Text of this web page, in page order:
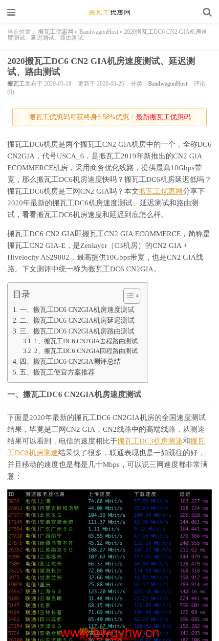
当前位置： 搬瓦工优惠网 » BandwagonHost » 2020搬瓦工DC6 CN2 GIA机房速
度测试、延迟测试、路由测试
2020搬瓦工DC6 CN2 GIA机房速度测试、延迟测
试、路由测试
搬瓦工发布于 2020-03-18 更新于 2020-03-26 分类： BandwagonHost
评论
(0)
搬瓦工优惠码可获终身6.58%优惠： 最新搬瓦工优惠码
搬瓦工DC6机房是两个搬瓦工CN2 GIA机房中的一个，全称DC6
CN2GIA，代号USCA_6，是搬瓦工2019年新推出的CN2 GIA
ECOMMERCE机房，采用商务优化线路，提供最高10Gbps带
宽，那么搬瓦工DC6机房速度快吗？搬瓦工DC6机房延迟低吗？
搬瓦工DC6机房是三网CN2 GIA吗？本文搬瓦工优惠网分享下
2020年最新的搬瓦工DC6机房速度测试、延迟测试和路由测
试，看看搬瓦工DC6机房速度和延迟到底怎么样。
搬瓦工DC6 CN2 GIA即搬瓦工CN2 GIA ECOMMERCE，简称是
搬瓦工CN2 GIA-E，是Zenlayer（C3机房）的CN2 GIA +
Hivelocity AS29802，最高提供10Gbps带宽，也是CN2 GIA线
路。下文测评中统一称为搬瓦工DC6 CN2GIA。
目录
一、搬瓦工DC6 CN2GIA机房速度测试
二、搬瓦工DC6 CN2GIA机房延迟测试
三、搬瓦工DC6 CN2GIA机房路由测试
1、搬瓦工DC6 CN2GIA去程路由测试
2、搬瓦工DC6 CN2GIA回程路由测试
四、搬瓦工DC6 CN2GIA测评总结
五、搬瓦工便宜方案推荐
一、搬瓦工DC6 CN2GIA机房速度测试
下面是2020年最新的搬瓦工DC6 CN2GIA机房的全国速度测试
结果，毕竟是三网CN2 GIA，CN2线路中的高端线路，从测速
结果可以看到，电信的速度相比于搬瓦工DC3机房测速和搬瓦
工DC8机房测速结果快了很多，联通表现也是一如既往的好，
并且移动的速度也是都是几十Mbps，可以说三网速度都非常满
意：